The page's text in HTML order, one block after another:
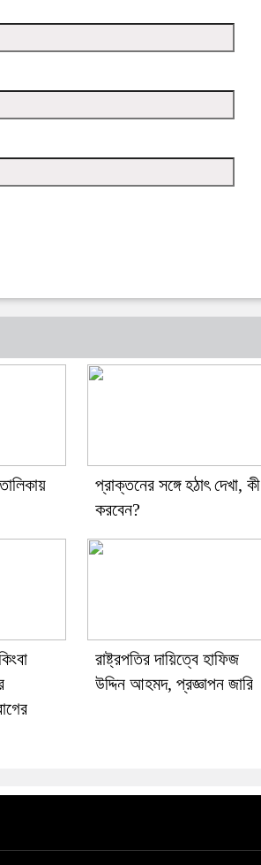
প্রাক্তনের সঙ্গে হঠাৎ দেখা, কী
করবেন?
রাষ্ট্রপতির দায়িত্বে হাফিজ
উদ্দিন আহমদ, প্রজ্ঞাপন জারি